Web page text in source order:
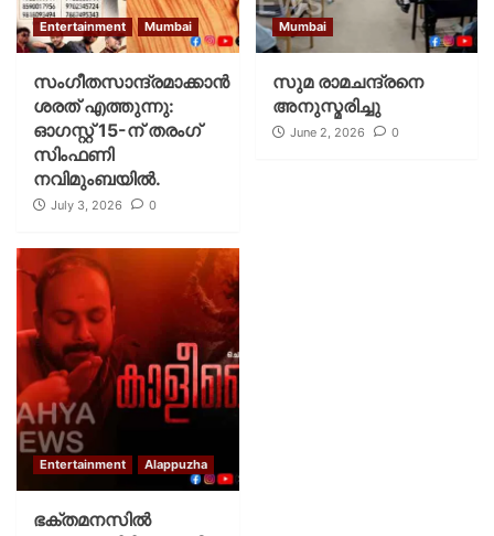
Entertainment Mumbai
സംഗീതസാന്ദ്രമാക്കാൻ
ശരത് എത്തുന്നു:
ഓഗസ്റ്റ് 15-ന് തരംഗ്
സിംഫണി
നവിമുംബയിൽ.
July 3, 2026 0
Mumbai
സുമ രാമചന്ദ്രനെ
അനുസ്മരിച്ചു
June 2, 2026 0
Entertainment Alappuzha
ഭക്തമനസിൽ